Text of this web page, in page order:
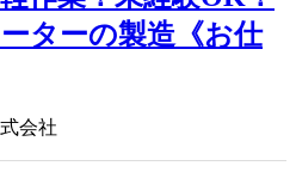
ターの製造《お仕
会社